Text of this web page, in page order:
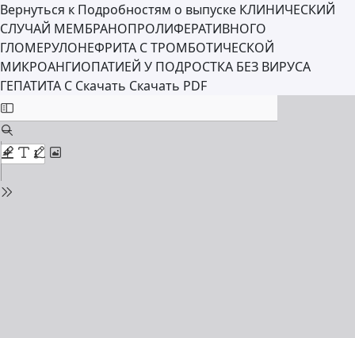
Вернуться к Подробностям о выпуске КЛИНИЧЕСКИЙ
СЛУЧАЙ МЕМБРАНОПРОЛИФЕРАТИВНОГО
ГЛОМЕРУЛОНЕФРИТА С ТРОМБОТИЧЕСКОЙ
МИКРОАНГИОПАТИЕЙ У ПОДРОСТКА БЕЗ ВИРУСА
ГЕПАТИТА C Скачать Скачать PDF